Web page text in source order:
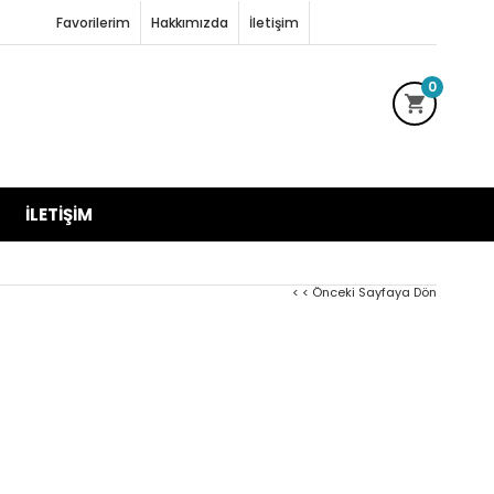
Hakkımızda İletişim
Favorilerim
0
İLETIŞIM
< < Önceki Sayfaya Dön